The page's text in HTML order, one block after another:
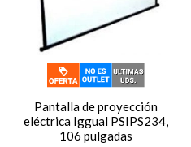
Pantalla de proyección
eléctrica Iggual PSIPS234,
106 pulgadas